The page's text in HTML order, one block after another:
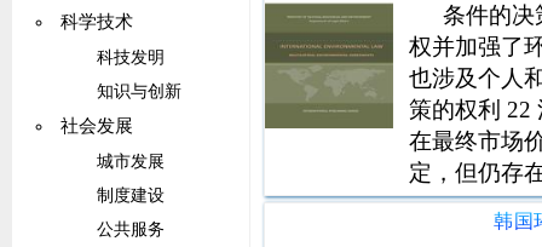
科学技术
科技发明
知识与创新
社会发展
城市发展
制度建设
公共服务
中立的第三
条件的决
权并加强了
也涉及个人
策的权利 22
在最终市场
定，但仍存
持续未来利
韩国